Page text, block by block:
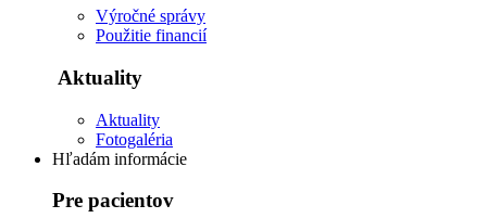
Výročné správy
Použitie financií
Aktuality
Aktuality
Fotogaléria
Hľadám informácie
Pre pacientov